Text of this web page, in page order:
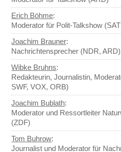
Erich Böhme:
Moderator für Polit-Talkshow
Joachim Brauner:
Nachrichtensprecher (NDR, ARD)
Wibke Bruhns:
Redakteurin, Journalistin,
SWF, VOX, ORB)
Joachim Bublath:
Moderator und Ressortleiter
(ZDF)
Tom Buhrow:
Journalist und Moderator für